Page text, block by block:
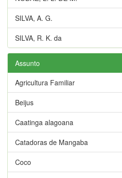
SILVA, A. G.
SILVA, R. K. da
Assunto
Agricultura Familiar
Beijus
Caatinga alagoana
Catadoras de Mangaba
Coco